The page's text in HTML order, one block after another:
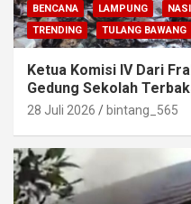
BENCANA LAMPUNG
TRENDING
TULANG BAWANG
Ketua Komisi IV Dari
Gedung Sekolah
28 Juli 2026 bintang_565